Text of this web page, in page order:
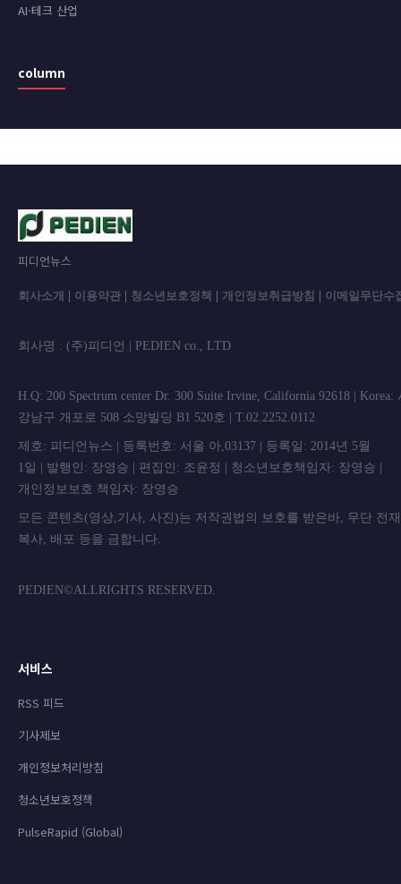
AI·테크 산업
column
피디언뉴스
회사소개 | 이용약관 | 청소년보호정책 | 개인정보취급방침 | 이메일무단수
회사명 : (주)피디언 | PEDIEN co.,
H.Q: 200 Spectrum center Dr. 300 Suite Irvine, California 92618 | Korea:
강남구 개포로 508 소망빌딩 B1 520호 | T.02.2252.0112
제호: 피디언뉴스 | 등록번호: 서울 아,03137 | 등록일: 2014년 5월
1일 | 발행인: 장영승 | 편집인: 조윤정 | 청소년보호책임자: 장영승 |
개인정보보호 책임자: 장영승
모든 콘텐츠(영상,기사, 사진)는 저작권법의 보호를 받은바, 무단 전
복사, 배포 등을 금합니
PEDIEN©ALLRIGHTS RESERVED.
서비스
RSS 피드
기사제보
개인정보처리방침
청소년보호정책
PulseRapid (Global)